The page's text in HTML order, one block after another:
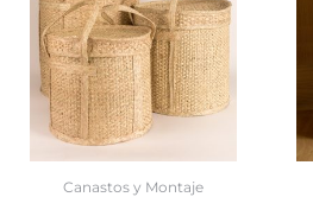
Canastos y Montaje